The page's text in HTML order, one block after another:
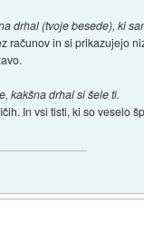
drhal (tvoje besede), ki
in si prikazujejo
kakšna drhal si šele ti.
In vsi tisti, ki so veselo